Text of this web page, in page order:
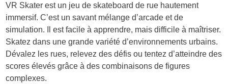
VR Skater est un jeu de skateboard de rue hautement
immersif. C’est un savant mélange d’arcade et de
simulation. Il est facile à apprendre, mais difficile à maîtriser.
Skatez dans une grande variété d’environnements urbains.
Dévalez les rues, relevez des défis ou tentez d’atteindre des
scores élevés grâce à des combinaisons de figures
complexes.